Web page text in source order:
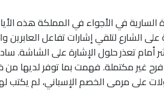
السارية في الأجواء في المملكة هذه
على الشارع لتلقي إشارات تفاعل
أمام تعذر حلول الإشارة على الشاشة.
غير مكتملة. فهمت بما توفر لديها من
على مرمى الخصم الإسباني، لم يكتب